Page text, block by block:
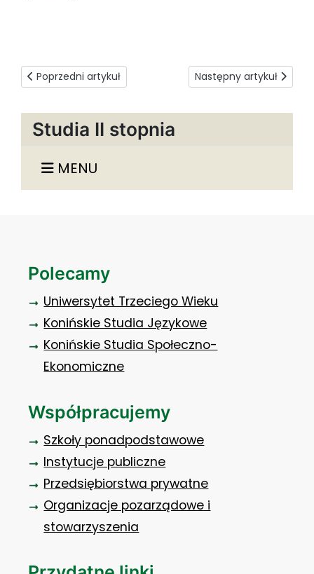
Studia II stopnia
MENU
Poprzedni artykuł: Psychologia i komunikacja w
Poprzedni artykuł Następny artykuł:
Następny artykuł
Polecamy
Uniwersytet Trzeciego Wieku
Konińskie Studia Językowe
Konińskie Studia Społeczno-
Ekonomiczne
Współpracujemy
Szkoły ponadpodstawowe
Instytucje publiczne
Przedsiębiorstwa prywatne
Organizacje pozarządowe i
stowarzyszenia